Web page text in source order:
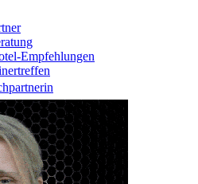
Empfehlungen